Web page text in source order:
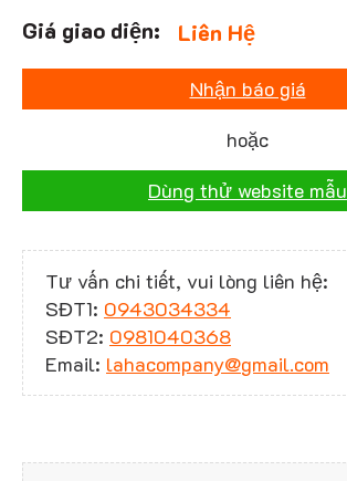
Liên Hệ
Nhận báo giá
hoặc
Dùng thử website mẫu
Tư vấn chi tiết, vui lòng liên hệ:
SĐT1: 0943034334
SĐT2: 0981040368
Email: lahacompany@gmail.com